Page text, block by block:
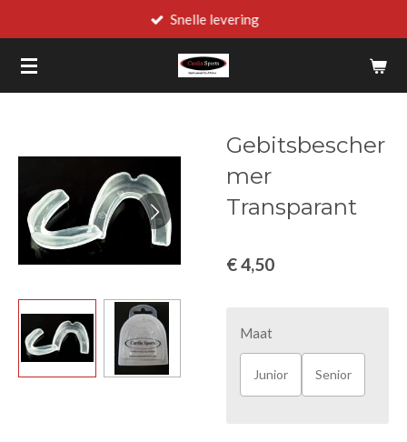
naar
de
Snelle levering
Gebitsbescher
mer
Transparant
€ 4,50
Maat
Junior Senior